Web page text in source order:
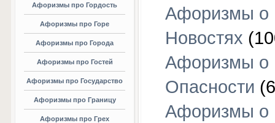
Афоризмы про Гордость
Афоризмы про Горе
Афоризмы про Города
Афоризмы про Гостей
Афоризмы про Государство
Афоризмы про Границу
Афоризмы про Грех
Афоризмы о
Новостях
Афоризмы о
Опасности
Афоризмы о